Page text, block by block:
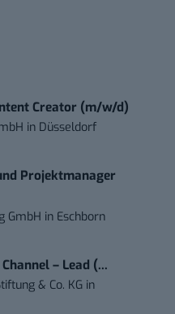
Creator (m/w/d)
in Düsseldorf
Projektmanager
GmbH in Eschborn
– Lead (...
& Co. KG in